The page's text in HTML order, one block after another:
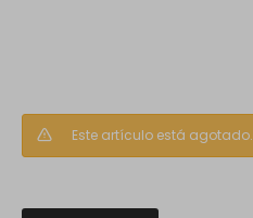
Este artículo está agotado.